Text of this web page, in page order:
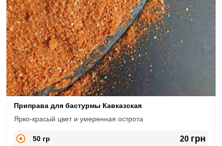
Приправа для бастурмы Кавказская
Ярко-красый цвет и умеренная острота
50 гр 20 грн